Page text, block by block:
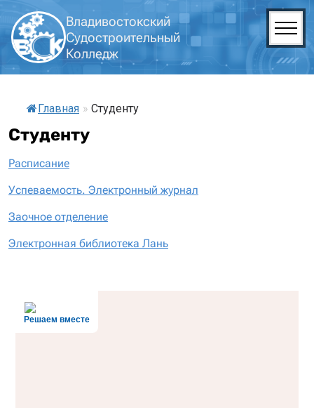
Владивостокский
Судостроительный
Колледж
Главная » Студенту
Студенту
Расписание
Успеваемость. Электронный журнал
Заочное отделение
Электронная библиотека Лань
Решаем вместе